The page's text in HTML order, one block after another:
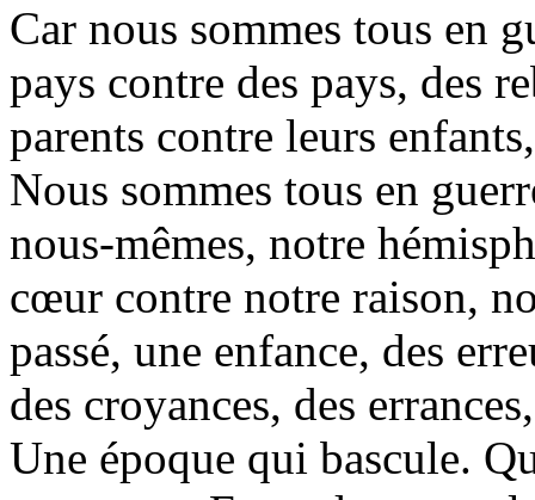
Car nous sommes tous en
pays contre des pays, des
parents contre leurs
Nous sommes tous en
nous-mêmes, notre
cœur contre notre raison,
passé, une enfance, des
des croyances, des
Une époque qui bascule.